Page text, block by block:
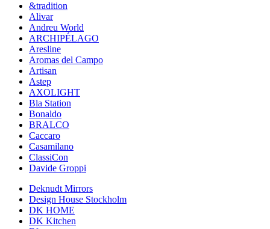
&tradition
Alivar
Andreu World
ARCHIPÉLAGO
Aresline
Aromas del Campo
Artisan
Astep
AXOLIGHT
Bla Station
Bonaldo
BRALCO
Caccaro
Casamilano
ClassiCon
Davide Groppi
Deknudt Mirrors
Design House Stockholm
DK HOME
DK Kitchen